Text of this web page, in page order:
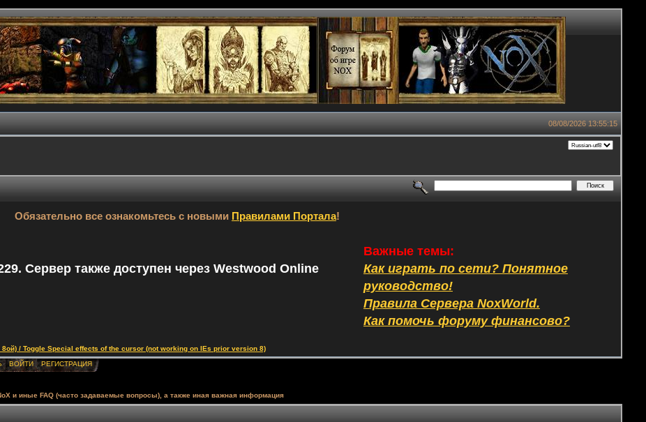
08/08/2026 13:55:15
Обязательно все ознакомьтесь с новыми Правилами Портала!
Сервер также доступен через Westwood Online
Важные темы:
Как играть по сети? Понятное
руководство!
Правила Сервера NoxWorld.
Как помочь форуму финансово?
/ Toggle Special effects of the cursor (not working on IEs prior version 8)
ВОЙТИ РЕГИСТРАЦИЯ
и иные FAQ (часто задаваемые вопросы), а также иная важная информация